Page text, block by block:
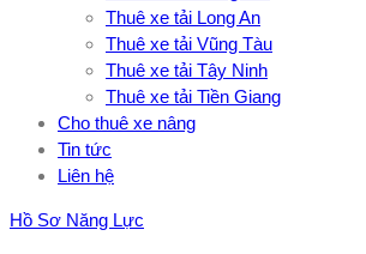
Thuê xe tải Long An
Thuê xe tải Vũng Tàu
Thuê xe tải Tây Ninh
Thuê xe tải Tiền Giang
Cho thuê xe nâng
Tin tức
Liên hệ
Hồ Sơ Năng Lực